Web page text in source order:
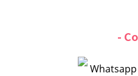
-
Whatsapp